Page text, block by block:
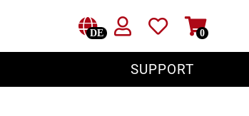
DE 0
SUPPORT